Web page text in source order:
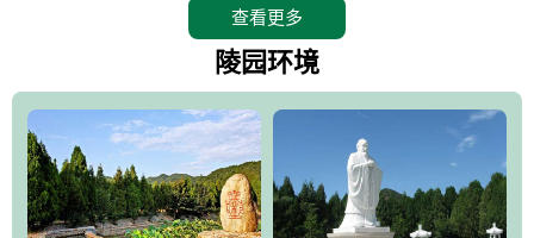
拥有4A级旅游区头衔的花园式陵园，园内建有四星级酒店一座。
万佛园位于遵化市境内，座落在世界文化遗产清东陵地形墙内，地
形绝佳，地理位置优越，交通便利。公司以“建设全国顶级人生后花
园、打造佛教精品旅游圣地”为目标，以海外归侨、国内外知名人士
的墓地安葬、祭祀吊亡并结合旅游参观构成其主要使用功能；以苍
郁绚丽、优雅宜人的园林景观构成其外部形象。通过墓园建设与造
园手法相结合的默契操作，建成一处特色鲜明、服务周全、环境优
查看更多
陵园环境